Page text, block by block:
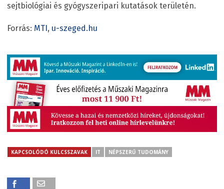
sejtbiológiai és gyógyszeripari kutatások területén.
Forrás: MTI, u-szeged.hu
KAPCSOLÓDÓ KULCSSZAVAK IT NÉPSZERŰ TUDOMÁNY